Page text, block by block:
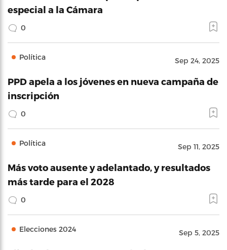
especial a la Cámara
0
Política Sep 24, 2025
PPD apela a los jóvenes en nueva campaña de
inscripción
0
Política Sep 11, 2025
Más voto ausente y adelantado, y resultados
más tarde para el 2028
0
Elecciones 2024 Sep 5, 2025